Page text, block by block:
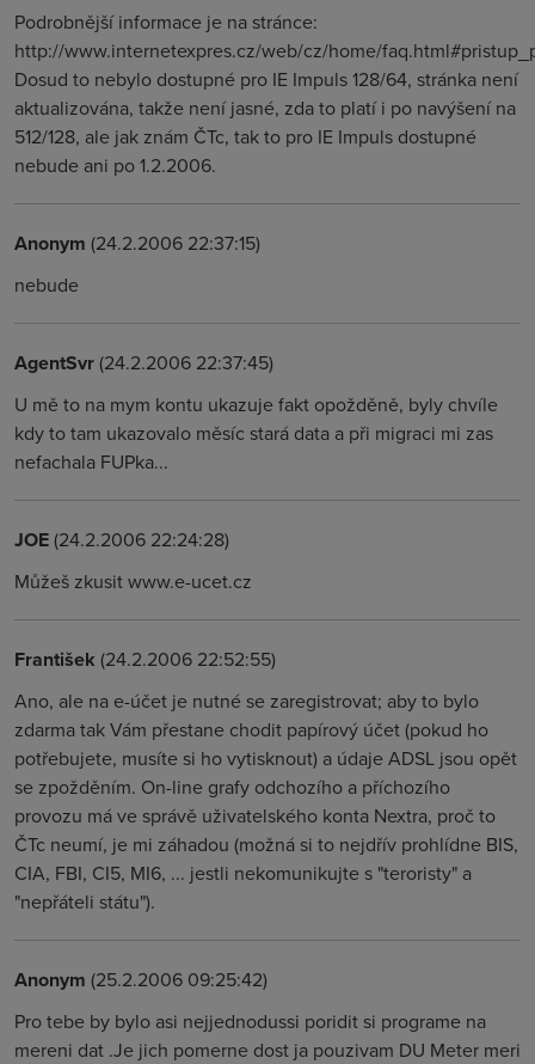
Podrobnější informace je na stránce:
http://www.internetexpres.cz/web/cz/home/
Dosud to nebylo dostupné pro IE Impuls 128/64, stránka není
aktualizována, takže není jasné, zda to platí i po navýšení na
512/128, ale jak znám ČTc, tak to pro IE Impuls dostupné
nebude ani po 1.2.2006.
Anonym (24.2.2006 22:37:15)
nebude
AgentSvr(24.2.2006 22:37:45)
U mě to na mym kontu ukazuje fakt opožděně, byly chvíle
kdy to tam ukazovalo měsíc stará data a při migraci mi zas
nefachala FUPka...
JOE(24.2.2006 22:24:28)
Můžeš zkusit www.e-ucet.cz
František (24.2.2006 22:52:55)
Ano, ale na e-účet je nutné se zaregistrovat; aby to bylo
zdarma tak Vám přestane chodit papírový účet (pokud ho
potřebujete, musíte si ho vytisknout) a údaje ADSL jsou opět
se zpožděním. On-line grafy odchozího a příchozího
provozu má ve správě uživatelského konta Nextra, proč to
ČTc neumí, je mi záhadou (možná si to nejdřív prohlídne BIS,
CIA, FBI, CI5, MI6, ... jestli nekomunikujte s "teroristy" a
"nepřáteli státu").
Anonym (25.2.2006 09:25:42)
Pro tebe by bylo asi nejjednodussi poridit si programe na
mereni dat .Je jich pomerne dost ja pouzivam DU Meter meri